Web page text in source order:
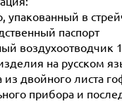
упакованный в
паспорт
воздухоотводчик
на русском
из двойного листа
прибора и